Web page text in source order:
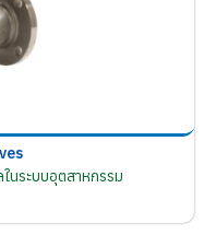
นระบบอุตสาหกรรม